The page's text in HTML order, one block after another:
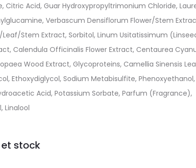
Acid, Guar Hydroxypropyltrimonium Chloride,
Verbascum Densiflorum Flower/Stem
Stem Extract, Sorbitol, Linum Usitatissimum
Calendula Officinalis Flower Extract, Centaurea
Wood Extract, Glycoproteins, Camellia Sinensis
Ethoxydiglycol, Sodium Metabisulfite, Phenoxyethanol,
Acid, Potassium Sorbate, Parfum (Fragrance),
Linalool
stock